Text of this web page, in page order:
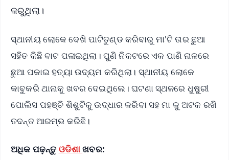
କରୁଥିଲା।
ସ୍ଥାନୀୟ ଲୋକେ ଦେଖି ପାଟିତୁଣ୍ଡ କରିବାରୁ ମା'ଟି ତାର ଛୁଆ
ସହିତ କିଛି ବାଟ ପଳାଇଥିଲା। ପୁଣି ନିକଟରେ ଏକ ପାଣି ନାଳରେ
ଛୁଆ ପକାଇ ହତ୍ୟା ଉଦ୍ୟମ କରିଥିଲା। ସ୍ଥାନୀୟ ଲୋକେ
କାବୁକରି ଥାନାକୁ ଖବର ଦେଇଥିଲେ। ଘଟଣା ସ୍ଥଳରେ ଧୁଷୁରୀ
ପୋଲିସ ପହଞ୍ଚି ଶିଶୁଟିକୁ ଉଦ୍ଧାର କରିବା ସହ ମା କୁ ଅଟକ ରଖି
ତଦନ୍ତ ଆରମ୍ଭ କରିଛି।
ଅଧିକ ପଢ଼ନ୍ତୁ ଓଡିଶାଖବର: